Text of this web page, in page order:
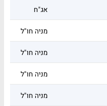
אג"ח
מניה חו"ל
מניה חו"ל
מניה חו"ל
מניה חו"ל